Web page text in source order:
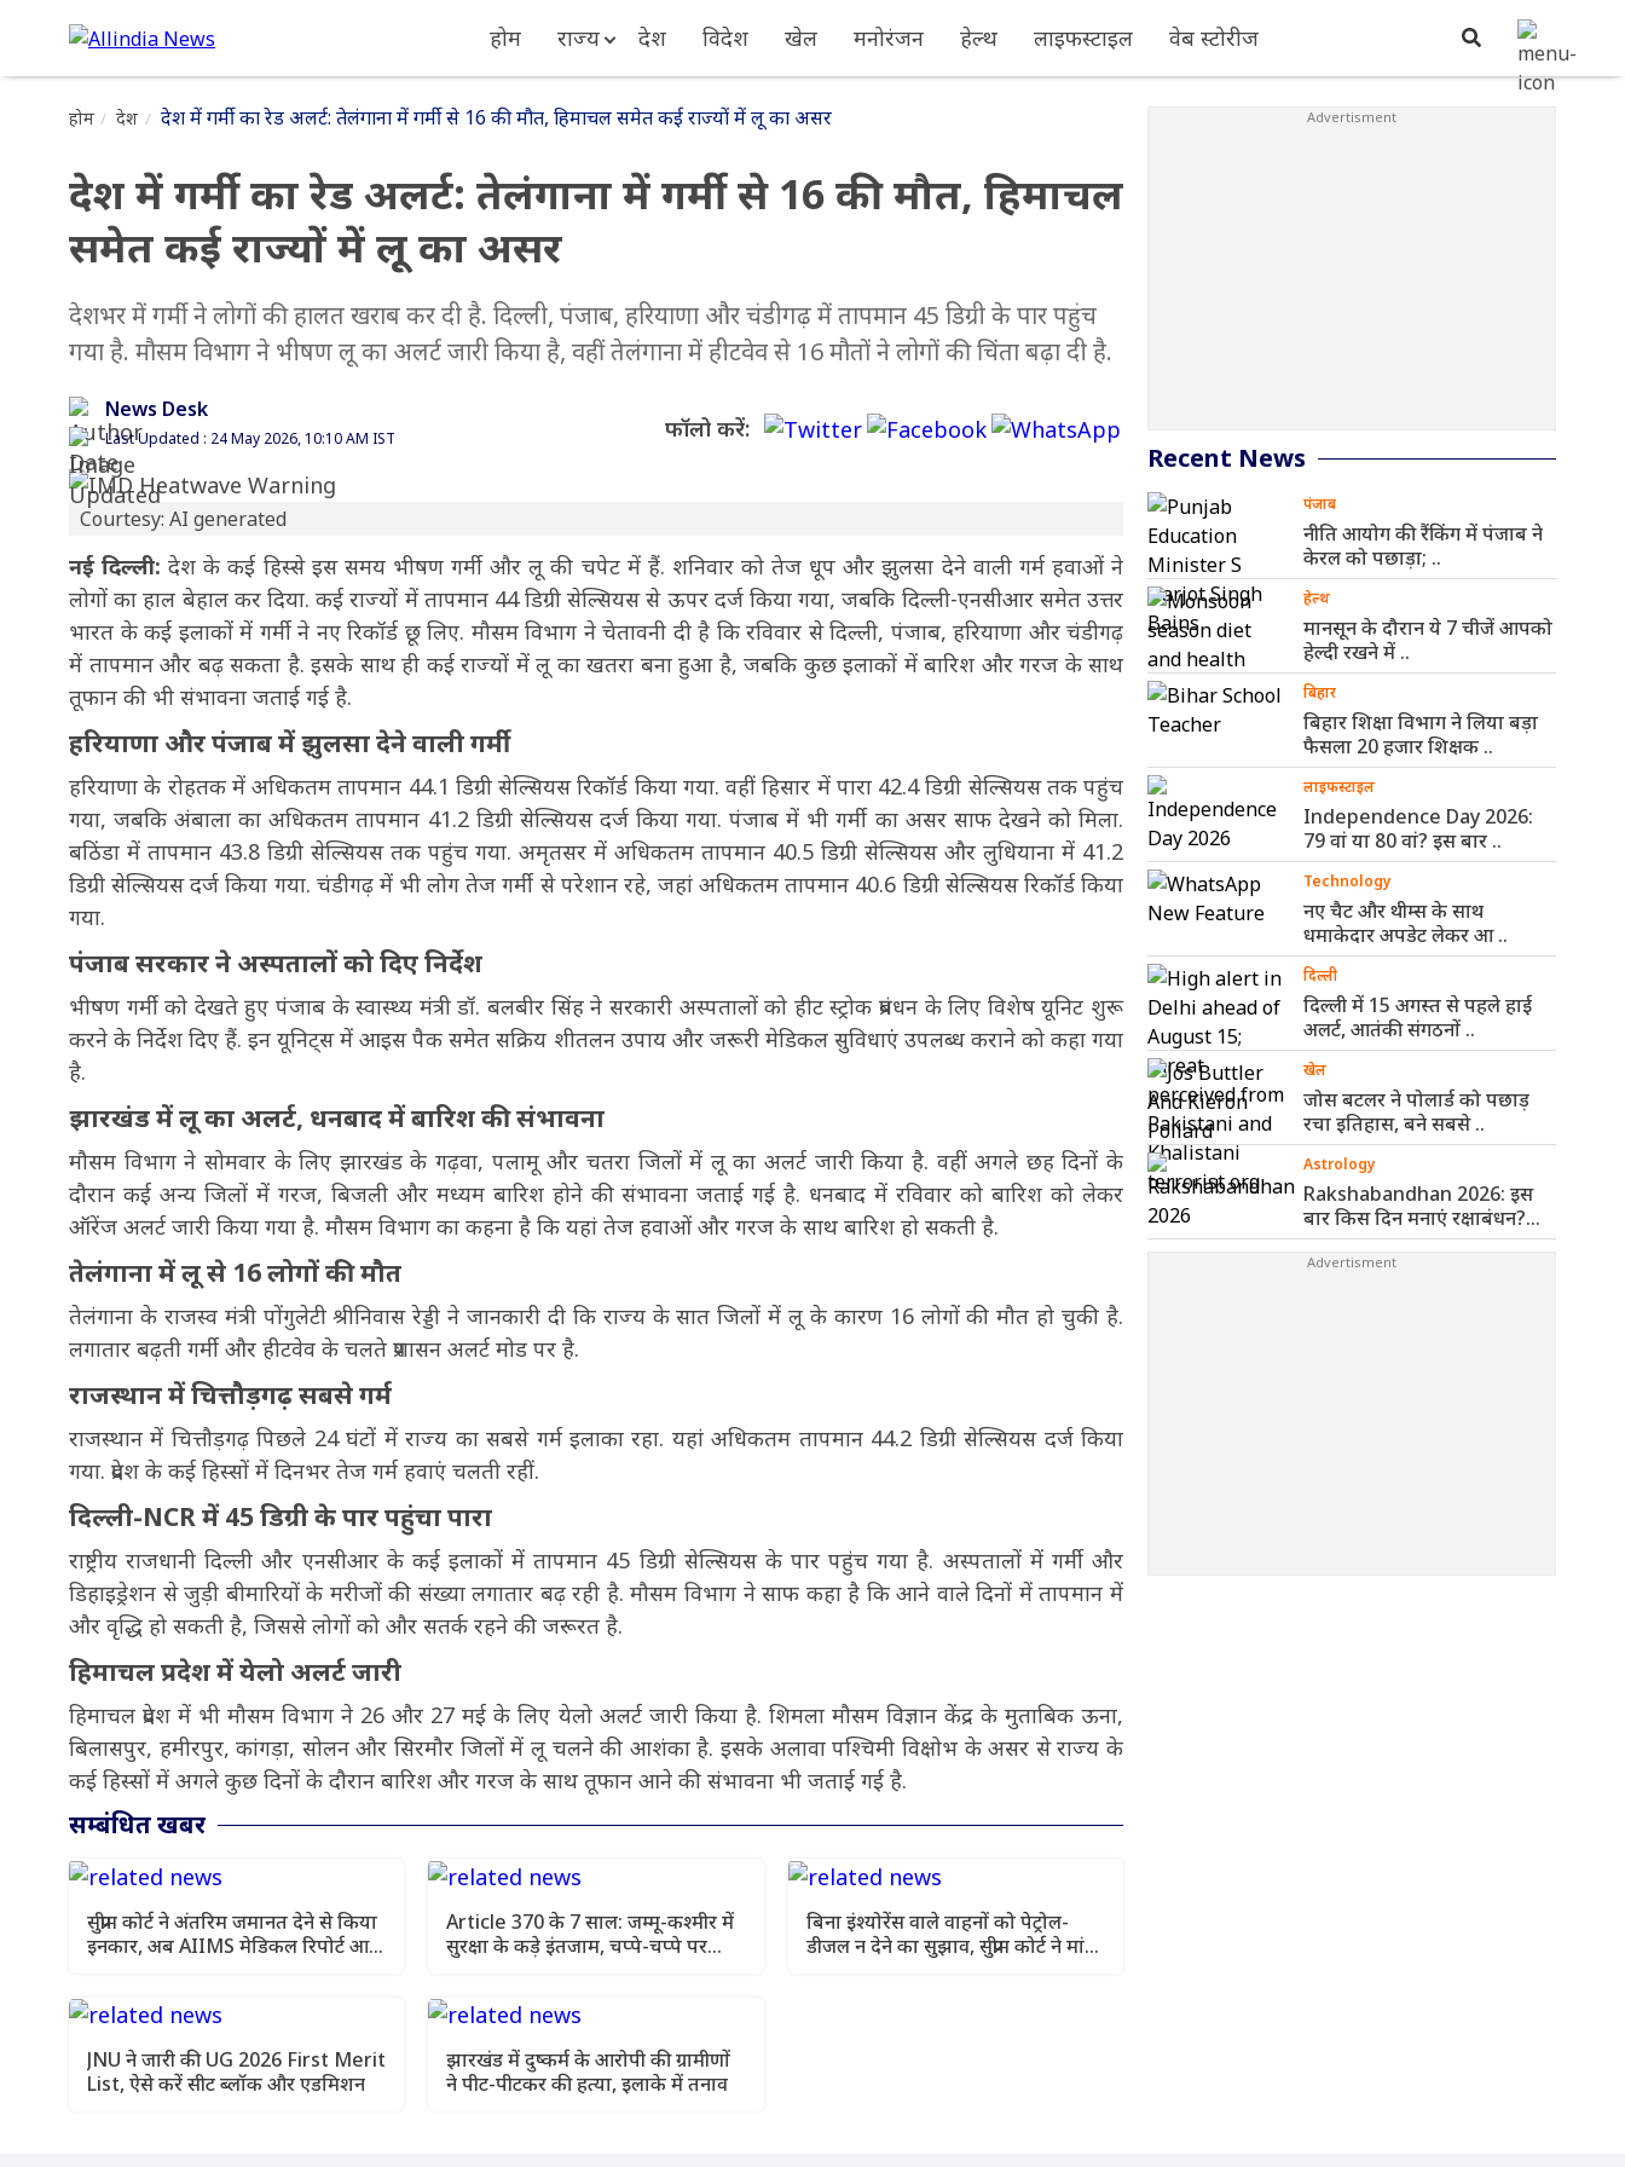
होम राज्य देश विदेश खेल मनोरंजन हेल्थ लाइफस्टाइल वेब स्टोरीज
होम देश देश में गर्मी का रेड अलर्ट: तेलंगाना में गर्मी से 16 की मौत, हिमाचल समेत कई राज्यों में लू का असर
देश में गर्मी का रेड अलर्ट: तेलंगाना में गर्मी से 16 की मौत, हिमाचल
समेत कई राज्यों में लू का असर
देशभर में गर्मी ने लोगों की हालत खराब कर दी है. दिल्ली, पंजाब, हरियाणा और चंडीगढ़ में तापमान 45 डिग्री के पार पहुंच
गया है. मौसम विभाग ने भीषण लू का अलर्ट जारी किया है, वहीं तेलंगाना में हीटवेव से 16 मौतों ने लोगों की चिंता बढ़ा दी है.
News Desk
Last Updated : 24 May 2026, 10:10 AM IST फॉलो करें:
Courtesy: AI generated
नई दिल्ली:देश के कई हिस्से इस समय भीषण गर्मी और लू की चपेट में हैं. शनिवार को तेज धूप और झुलसा देने वाली गर्म हवाओं ने
लोगों का हाल बेहाल कर दिया. कई राज्यों में तापमान 44 डिग्री सेल्सियस से ऊपर दर्ज किया गया, जबकि दिल्ली-एनसीआर समेत उत्तर
भारत के कई इलाकों में गर्मी ने नए रिकॉर्ड छू लिए. मौसम विभाग ने चेतावनी दी है कि रविवार से दिल्ली, पंजाब, हरियाणा और चंडीगढ़
में तापमान और बढ़ सकता है. इसके साथ ही कई राज्यों में लू का खतरा बना हुआ है, जबकि कुछ इलाकों में बारिश और गरज के साथ
तूफान की भी संभावना जताई गई है.
हरियाणा और पंजाब में झुलसा देने वाली गर्मी
हरियाणा के रोहतक में अधिकतम तापमान 44.1 डिग्री सेल्सियस रिकॉर्ड किया गया. वहीं हिसार में पारा 42.4 डिग्री सेल्सियस तक पहुंच
गया, जबकि अंबाला का अधिकतम तापमान 41.2 डिग्री सेल्सियस दर्ज किया गया. पंजाब में भी गर्मी का असर साफ देखने को मिला.
बठिंडा में तापमान 43.8 डिग्री सेल्सियस तक पहुंच गया. अमृतसर में अधिकतम तापमान 40.5 डिग्री सेल्सियस और लुधियाना में 41.2
डिग्री सेल्सियस दर्ज किया गया. चंडीगढ़ में भी लोग तेज गर्मी से परेशान रहे, जहां अधिकतम तापमान 40.6 डिग्री सेल्सियस रिकॉर्ड किया
गया.
पंजाब सरकार ने अस्पतालों को दिए निर्देश
भीषण गर्मी को देखते हुए पंजाब के स्वास्थ्य मंत्री डॉ. बलबीर सिंह ने सरकारी अस्पतालों को हीट स्ट्रोक प्रबंधन के लिए विशेष यूनिट शुरू
करने के निर्देश दिए हैं. इन यूनिट्स में आइस पैक समेत सक्रिय शीतलन उपाय और जरूरी मेडिकल सुविधाएं उपलब्ध कराने को कहा गया
है.
झारखंड में लू का अलर्ट, धनबाद में बारिश की संभावना
मौसम विभाग ने सोमवार के लिए झारखंड के गढ़वा, पलामू और चतरा जिलों में लू का अलर्ट जारी किया है. वहीं अगले छह दिनों के
दौरान कई अन्य जिलों में गरज, बिजली और मध्यम बारिश होने की संभावना जताई गई है. धनबाद में रविवार को बारिश को लेकर
ऑरेंज अलर्ट जारी किया गया है. मौसम विभाग का कहना है कि यहां तेज हवाओं और गरज के साथ बारिश हो सकती है.
तेलंगाना में लू से 16 लोगों की मौत
तेलंगाना के राजस्व मंत्री पोंगुलेटी श्रीनिवास रेड्डी ने जानकारी दी कि राज्य के सात जिलों में लू के कारण 16 लोगों की मौत हो चुकी है.
लगातार बढ़ती गर्मी और हीटवेव के चलते प्रशासन अलर्ट मोड पर है.
राजस्थान में चित्तौड़गढ़ सबसे गर्म
राजस्थान में चित्तौड़गढ़ पिछले 24 घंटों में राज्य का सबसे गर्म इलाका रहा. यहां अधिकतम तापमान 44.2 डिग्री सेल्सियस दर्ज किया
गया. प्रदेश के कई हिस्सों में दिनभर तेज गर्म हवाएं चलती रहीं.
दिल्ली-NCR में 45 डिग्री के पार पहुंचा पारा
राष्ट्रीय राजधानी दिल्ली और एनसीआर के कई इलाकों में तापमान 45 डिग्री सेल्सियस के पार पहुंच गया है. अस्पतालों में गर्मी और
डिहाइड्रेशन से जुड़ी बीमारियों के मरीजों की संख्या लगातार बढ़ रही है. मौसम विभाग ने साफ कहा है कि आने वाले दिनों में तापमान में
और वृद्धि हो सकती है, जिससे लोगों को और सतर्क रहने की जरूरत है.
हिमाचल प्रदेश में येलो अलर्ट जारी
हिमाचल प्रदेश में भी मौसम विभाग ने 26 और 27 मई के लिए येलो अलर्ट जारी किया है. शिमला मौसम विज्ञान केंद्र के मुताबिक ऊना,
बिलासपुर, हमीरपुर, कांगड़ा, सोलन और सिरमौर जिलों में लू चलने की आशंका है. इसके अलावा पश्चिमी विक्षोभ के असर से राज्य के
कई हिस्सों में अगले कुछ दिनों के दौरान बारिश और गरज के साथ तूफान आने की संभावना भी जताई गई है.
सम्बंधित खबर
सुप्रीम कोर्ट ने अंतरिम जमानत देने से किया
इनकार, अब AIIMS मेडिकल रिपोर्ट आने
Article 370 के 7 साल: जम्मू-कश्मीर में
सुरक्षा के कड़े इंतजाम, चप्पे-चप्पे पर
बिना इंश्योरेंस वाले वाहनों को पेट्रोल-
डीजल न देने का सुझाव, सुप्रीम कोर्ट ने मांगा
JNU ने जारी की UG 2026 First Merit
List, ऐसे करें सीट ब्लॉक और एडमिशन
झारखंड में दुष्कर्म के आरोपी की ग्रामीणों
ने पीट-पीटकर की हत्या, इलाके में तनाव
Recent News
पंजाब
नीति आयोग की रैंकिंग में पंजाब ने
केरल को पछाड़ा; ..
हेल्थ
मानसून के दौरान ये 7 चीजें आपको
हेल्दी रखने में ..
बिहार
बिहार शिक्षा विभाग ने लिया बड़ा
फैसला 20 हजार शिक्षक ..
लाइफस्टाइल
Independence Day 2026:
79 वां या 80 वां? इस बार ..
Technology
नए चैट और थीम्स के साथ
धमाकेदार अपडेट लेकर आ ..
दिल्ली
दिल्ली में 15 अगस्त से पहले हाई
अलर्ट, आतंकी संगठनों ..
खेल
जोस बटलर ने पोलार्ड को पछाड़
रचा इतिहास, बने सबसे ..
Astrology
Rakshabandhan 2026: इस
बार किस दिन मनाएं रक्षाबंधन?
पंचांग से ..